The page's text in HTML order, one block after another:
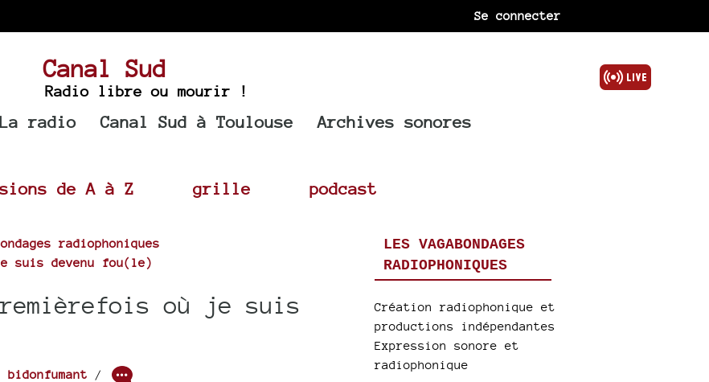
Se connecter
Canal Sud
Radio libre ou mourir !
La radio Canal Sud à Toulouse Archives sonores
de A à Z grille podcast
radiophoniques
suis devenu fou(le)
où je suis
bidonfumant /
LES VAGABONDAGES
RADIOPHONIQUES
Création radiophonique et
productions indépendantes
Expression sonore et
radiophonique